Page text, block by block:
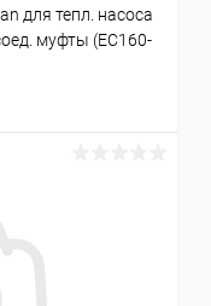
для тепл. насоса
муфты (EC160-